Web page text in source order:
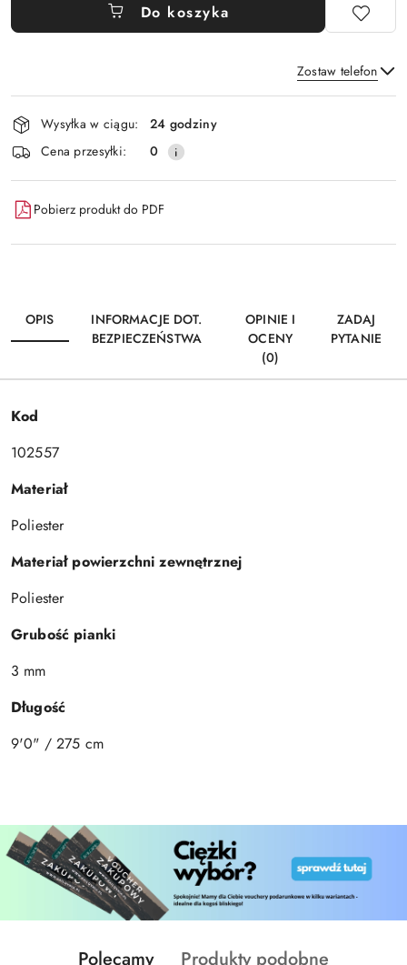
Do koszyka
Zostaw telefon
Wyślij
Dostępność
i
dostawa
Wysyłka w ciągu:
24 godziny
Cena przesyłki:
0
Pobierz produkt do PDF
OPIS
INFORMACJE DOT.
BEZPIECZEŃSTWA
OPINIE I
OCENY
(0)
ZADAJ
PYTANIE
Kod
102557
Materiał
Poliester
Materiał powierzchni zewnętrznej
Poliester
Grubość pianki
3 mm
Długość
9'0" / 275 cm
Produkty
Polecamy Produkty
Produkty podobne